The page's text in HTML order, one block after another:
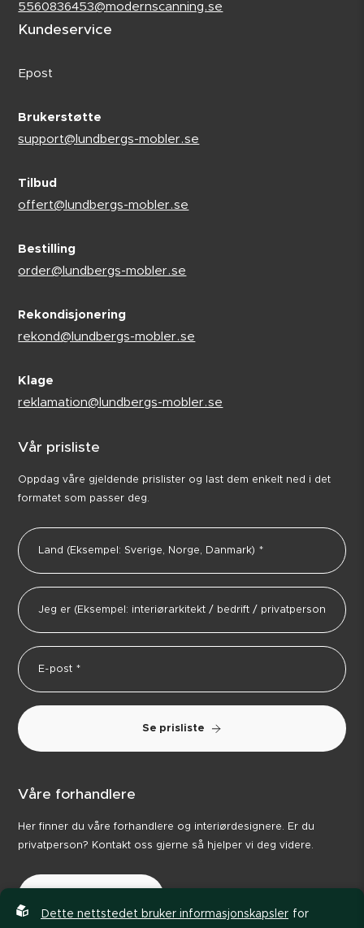
5560836453@modernscanning.se
Kundeservice
Epost
Brukerstøtte
support@lundbergs-mobler.se
Tilbud
offert@lundbergs-mobler.se
Bestilling
order@lundbergs-mobler.se
Rekondisjonering
rekond@lundbergs-mobler.se
Klage
reklamation@lundbergs-mobler.se
Vår prisliste
Oppdag våre gjeldende prislister og last dem enkelt ned i det
formatet som passer deg.
Se prisliste
Våre forhandlere
Her finner du våre forhandlere og interiørdesignere. Er du
privatperson? Kontakt oss gjerne så hjelper vi deg videre.
Dette nettstedet bruker informasjonskapsler for